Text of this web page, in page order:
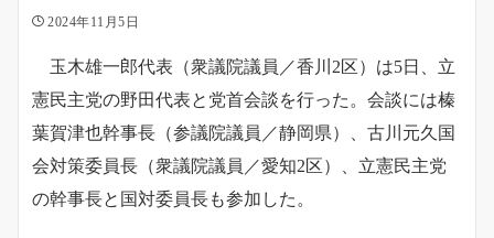
2024年11月5日
玉木雄一郎代表（衆議院議員／香川2区）は5日、立
憲民主党の野田代表と党首会談を行った。会談には榛
葉賀津也幹事長（参議院議員／静岡県）、古川元久国
会対策委員長（衆議院議員／愛知2区）、立憲民主党
の幹事長と国対委員長も参加した。